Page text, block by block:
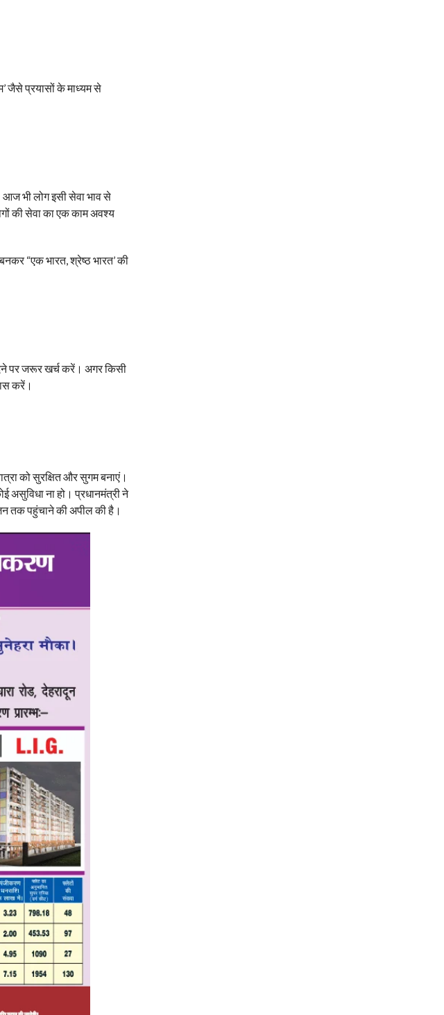
जैसे प्रयासों के माध्यम से
आज भी लोग इसी सेवा भाव से
की सेवा का एक काम अवश्य
“एक भारत, श्रेष्ठ भारत’ की
पर जरूर खर्च करें। अगर किसी
करें।
को सुरक्षित और सुगम बनाएं।
असुविधा ना हो। प्रधानमंत्री ने
तक पहुंचाने की अपील की है।